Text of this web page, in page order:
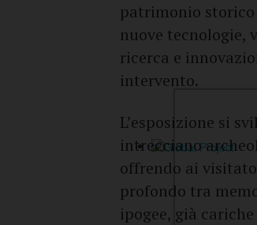
patrimonio
nuove tecnologie,
ricerca e
intervento.
L’esposizione si
intrecciano
offrendo ai
profondo tra
ipogee, già